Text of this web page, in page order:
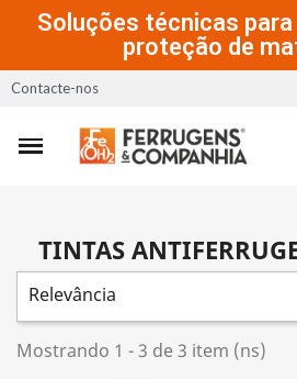
Soluções técnicas
proteção de
Contacte-nos
TINTAS
Relevância
Mostrando 1 - 3 de 3 item (ns)